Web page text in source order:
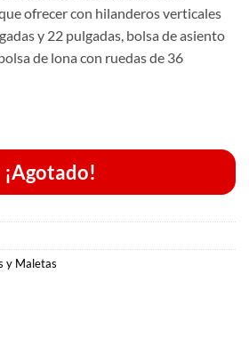
ofrecer con hilanderos verticales
y 22 pulgadas, bolsa de asiento
de lona con ruedas de 36
¡Agotado!
y Maletas